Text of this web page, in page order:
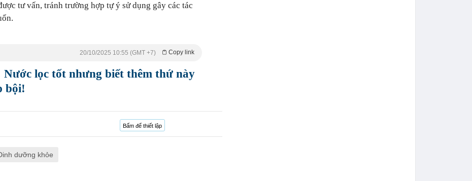
tư vấn, tránh trường hợp tự ý sử dụng gây các tác
Copy link
20/10/2025 10:55 (GMT +7)
lọc tốt nhưng biết thêm thứ này
bội!
Bấm để thiết lập
dưỡng khỏe